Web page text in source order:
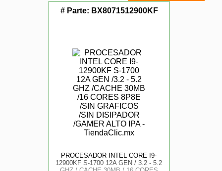
# Parte: BX8071512900KF
PROCESADOR INTEL CORE I9-
12900KF S-1700 12A GEN / 3.2 - 5.2